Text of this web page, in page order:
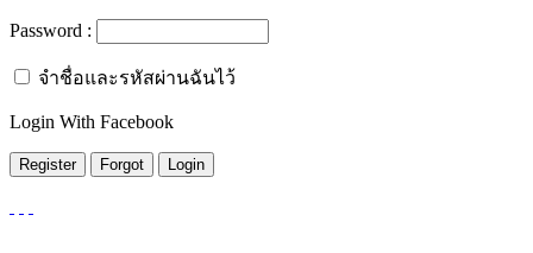
Password :
จำชื่อและรหัสผ่านฉันไว้
Login With Facebook